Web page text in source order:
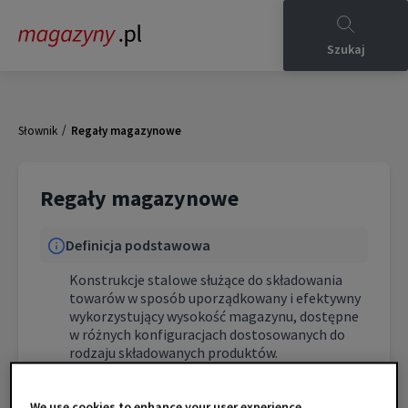
Szukaj
Słownik / Regały magazynowe
Regały magazynowe
Definicja podstawowa
Konstrukcje stalowe służące do składowania
towarów w sposób uporządkowany i efektywny
wykorzystujący wysokość magazynu, dostępne
w różnych konfiguracjach dostosowanych do
rodzaju składowanych produktów.